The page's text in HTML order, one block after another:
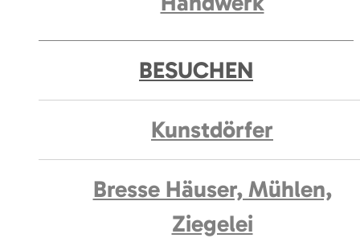
BESUCHEN
Kunstdörfer
Bresse Häuser, Mühlen,
Ziegelei